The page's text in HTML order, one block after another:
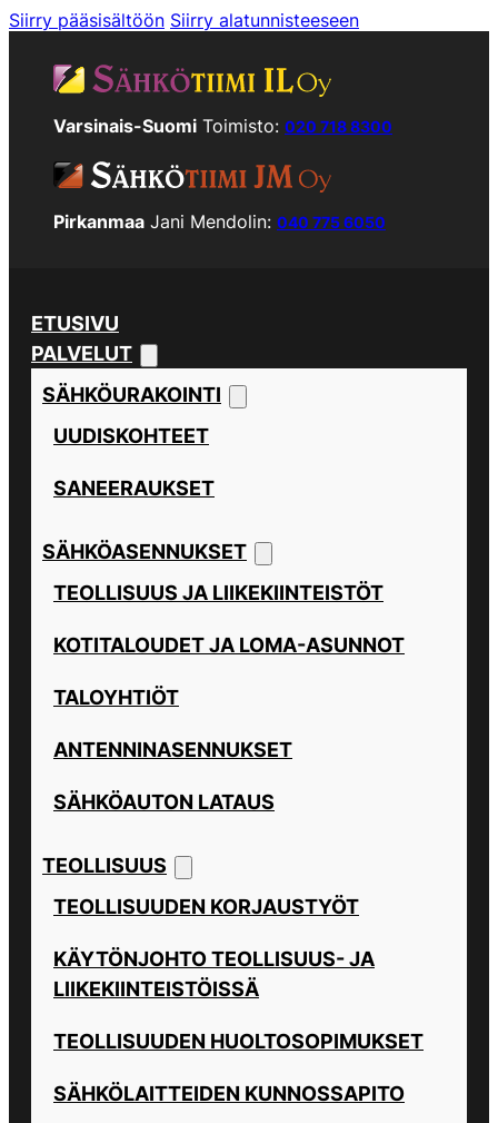
Siirry pääsisältöön Siirry alatunnisteeseen
Varsinais-Suomi Toimisto: 020 718 8300
Pirkanmaa Jani Mendolin: 040 775 6050
ETUSIVU
PALVELUT
SÄHKÖURAKOINTI
UUDISKOHTEET
SANEERAUKSET
SÄHKÖASENNUKSET
TEOLLISUUS JA LIIKEKIINTEISTÖT
KOTITALOUDET JA LOMA-ASUNNOT
TALOYHTIÖT
ANTENNINASENNUKSET
SÄHKÖAUTON LATAUS
TEOLLISUUS
TEOLLISUUDEN KORJAUSTYÖT
KÄYTÖNJOHTO TEOLLISUUS- JA
LIIKEKIINTEISTÖISSÄ
TEOLLISUUDEN HUOLTOSOPIMUKSET
SÄHKÖLAITTEIDEN KUNNOSSAPITO